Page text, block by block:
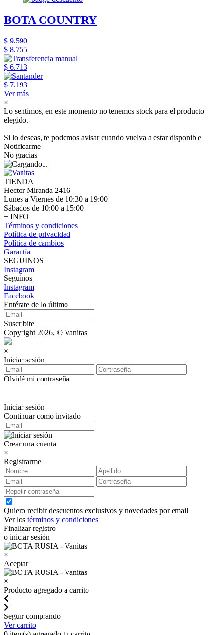
BOTA COUNTRY
$ 9.590
$ 8.755
$ 6.713
$ 7.193
Ver más
×
Lo sentimos, en este momento no tenemos stock para el producto
elegido.
Si lo deseas, te podemos avisar cuando vuelva a estar disponible
Notificarme
No gracias
TIENDA
Hector Miranda 2416
Lunes a Viernes de 10:30 a 19:00
Sábados de 10:00 a 15:00
+ INFO
Términos y condiciones
Política de privacidad
Política de cambios
Garantía
SEGUINOS
Instagram
Seguinos
Instagram
Facebook
Entérate de lo último
Suscribite
Copyright 2026, © Vanitas
×
Iniciar sesión
Olvidé mi contraseña
Iniciar sesión
Continuar como invitado
Crear una cuenta
×
Registrarme
Quiero recibir descuentos exclusivos y novedades por email
Ver los términos y condiciones
Finalizar registro
o iniciar sesión
×
Aceptar
×
Producto agregado a carrito
Seguir comprando
Ver carrito